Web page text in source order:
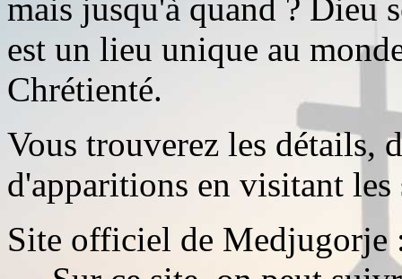
mais jusqu'à quand ? Dieu
est un lieu unique au
Chrétienté.
Vous trouverez les détails,
d'apparitions en visitant les
Site officiel de